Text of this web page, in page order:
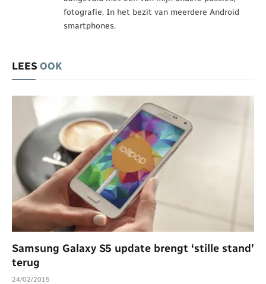
fotografie. In het bezit van meerdere Android
smartphones.
LEES OOK
Samsung Galaxy S5 update brengt ‘stille stand’
terug
24/02/2015